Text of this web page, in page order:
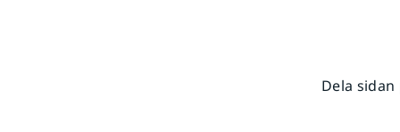
Dela sidan